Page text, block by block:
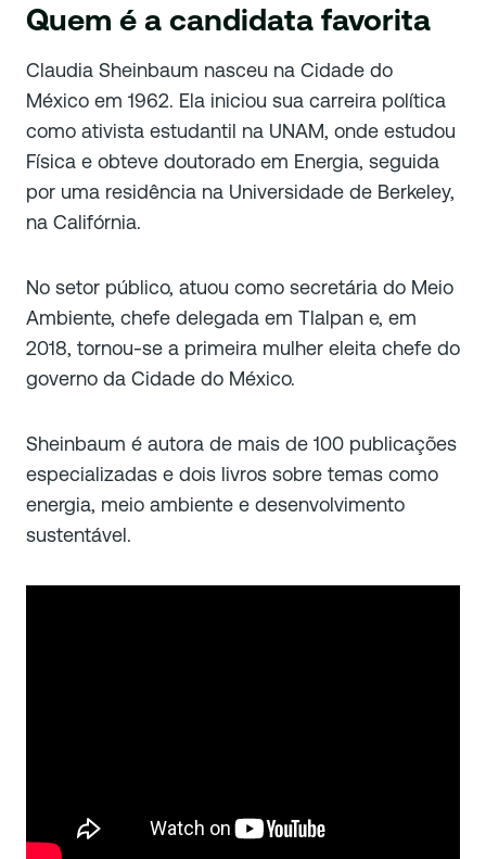
Quem é a candidata favorita
Claudia Sheinbaum nasceu na Cidade do
México em 1962. Ela iniciou sua carreira política
como ativista estudantil na UNAM, onde estudou
Física e obteve doutorado em Energia, seguida
por uma residência na Universidade de Berkeley,
na Califórnia.
No setor público, atuou como secretária do Meio
Ambiente, chefe delegada em Tlalpan e, em
2018, tornou-se a primeira mulher eleita chefe do
governo da Cidade do México.
Sheinbaum é autora de mais de 100 publicações
especializadas e dois livros sobre temas como
energia, meio ambiente e desenvolvimento
sustentável.